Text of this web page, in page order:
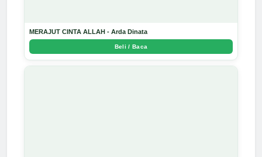
MERAJUT CINTA ALLAH - Arda Dinata
Beli / Baca